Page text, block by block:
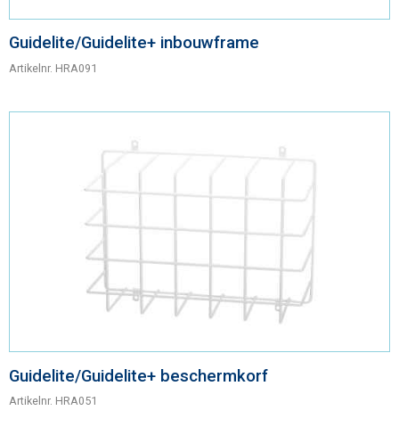
Guidelite/Guidelite+ inbouwframe
Artikelnr. HRA091
Guidelite/Guidelite+ beschermkorf
Artikelnr. HRA051